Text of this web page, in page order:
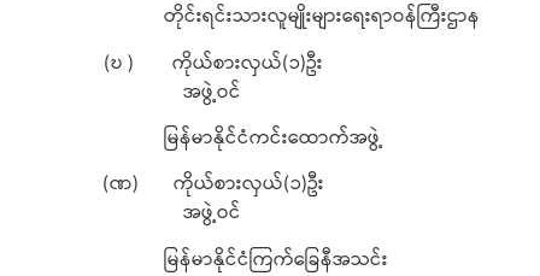
တိုင်းရင်းသားလူမျိုးများရေးရာဝန်ကြီးဌာန
(ဎ ) ကိုယ်စားလှယ်(၁)ဦး
အဖွဲ့ဝင်
မြန်မာနိုင်ငံကင်းထောက်အဖွဲ့
(ဏ) ကိုယ်စားလှယ်(၁)ဦး
အဖွဲ့ဝင်
မြန်မာနိုင်ငံကြက်ခြေနီအသင်း